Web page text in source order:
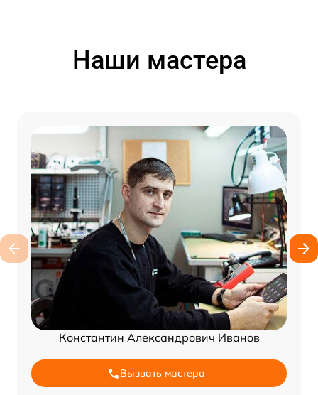
Наши мастера
Константин Александрович Иванов
Вызвать мастера